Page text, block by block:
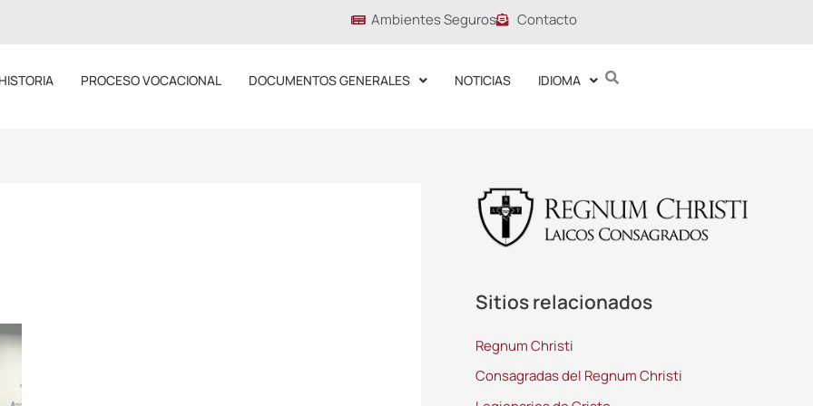
Ambientes Seguros Contacto
HISTORIA PROCESO VOCACIONAL DOCUMENTOS GENERALES NOTICIAS IDIOMA
Sitios relacionados
Regnum Christi
Consagradas del Regnum Christi